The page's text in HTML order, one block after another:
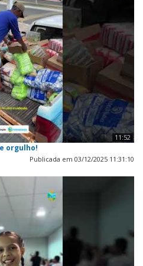
11:52
orgulho!
Publicada em 03/12/2025 11:31:10